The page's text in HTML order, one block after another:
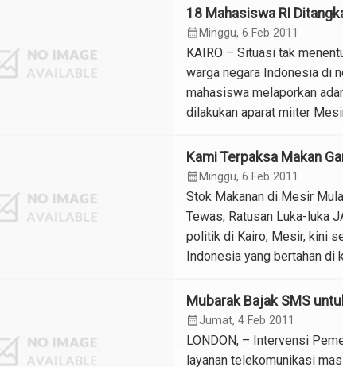
menghindari semakin
terus berjatuhan.
menghadapi demonstran
cenderung merendahkan
18 Mahasiswa RI
calendar_month Minggu, 6 Feb 2011
KAIRO – Situasi tak
warga negara Indonesia di
mahasiswa melaporkan
dilakukan aparat miiter
seorang teman dekatku asal
todong pistol pihak militer
taksi. Ia diinterogasi di
Kami Terpaksa Makan
calendar_month Minggu, 6 Feb 2011
Stok Makanan di Mesir
Tewas, Ratusan Luka-luka
politik di Kairo, Mesir, kini
Indonesia yang bertahan di
Sementara, stok makanan
mahasiswa dan WNI di
dikumpulkan di satu tempat
evakuasi. […]
Mubarak Bajak SMS
calendar_monthJumat, 4 Feb 2011
LONDON, – Intervensi
layanan telekomunikasi